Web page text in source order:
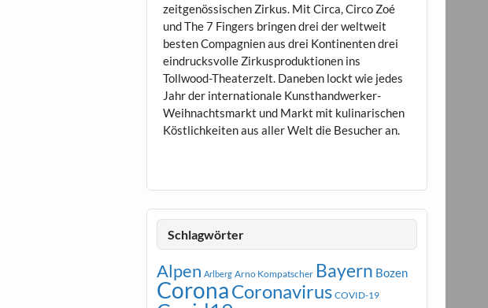
zeitgenössischen Zirkus. Mit Circa, Circo Zoé
und The 7 Fingers bringen drei der weltweit
besten Compagnien aus drei Kontinenten drei
eindrucksvolle Zirkusproduktionen ins
Tollwood-Theaterzelt. Daneben lockt wie jedes
Jahr der internationale Kunsthandwerker-
Weihnachtsmarkt und Markt mit kulinarischen
Köstlichkeiten aus aller Welt die Besucher an.
Schlagwörter
Alpen Arlberg Arno Kompatscher Bayern Bozen
CoronaCoronavirus COVID-19